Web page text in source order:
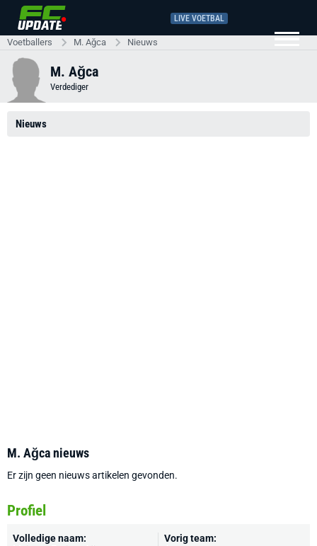
LIVE VOETBAL
Voetballers M. Ağca Nieuws
M. Ağca
Verdediger
Nieuws
M. Ağca nieuws
Er zijn geen nieuws artikelen gevonden.
Profiel
Volledige naam:
Vorig team: